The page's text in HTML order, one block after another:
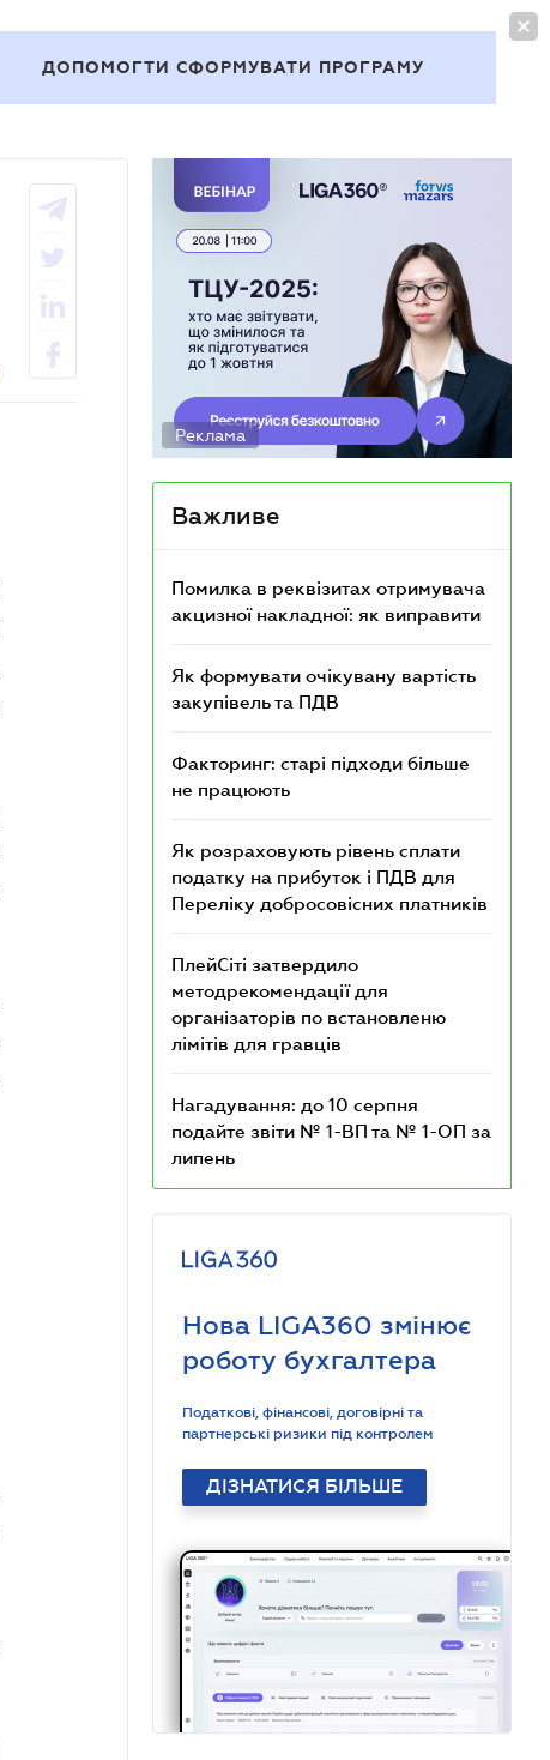
ДОПОМОГТИ СФОРМУВАТИ ПРОГРАМУ
Реклама
Важливе
Помилка в реквізитах отримувача
акцизної накладної: як виправити
Як формувати очікувану вартість
закупівель та ПДВ
Факторинг: старі підходи більше
не працюють
Як розраховують рівень сплати
податку на прибуток і ПДВ для
Переліку добросовісних платників
ПлейСіті затвердило
методрекомендації для
організаторів по встановленю
лімітів для гравців
Нагадування: до 10 серпня
подайте звіти № 1-ВП та № 1-ОП за
липень
Нова LIGA360 змінює
роботу бухгалтера
Податкові, фінансові, договірні та
партнерські ризики під контролем
ДІЗНАТИСЯ БІЛЬШЕ